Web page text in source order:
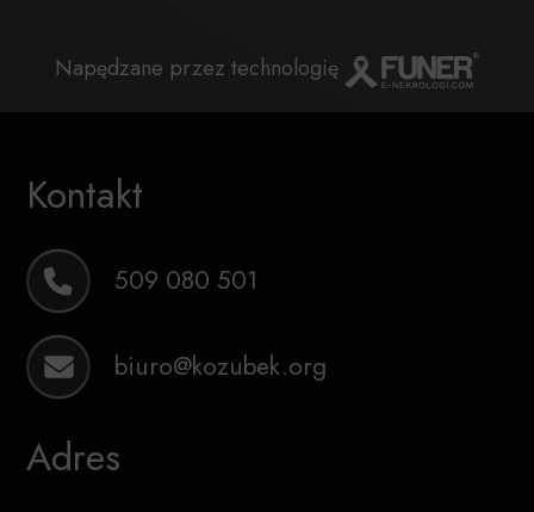
Napędzane przez technologię
Kontakt
509 080 501
biuro@kozubek.org
Adres